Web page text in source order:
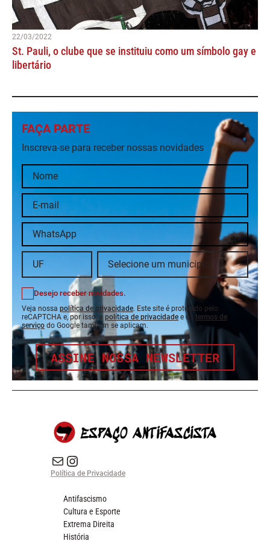
22/03/2022
St. Pauli, o clube que se instituiu como um símbolo gay e
libertário
FAÇA PARTE
Inscreva-se para receber nossas novidades
Desejo receber novidades.
Veja nossa política de privacidade. Este site é protegido pelo
reCAPTCHA e, por isso, a política de privacidade e os termos de
serviço do Google também se aplicam.
ASSINE NOSSA NEWSLETTER
E-mail Instagram do Espaço Antifascista
Política de Privacidade
Antifascismo
Cultura e Esporte
Extrema Direita
História